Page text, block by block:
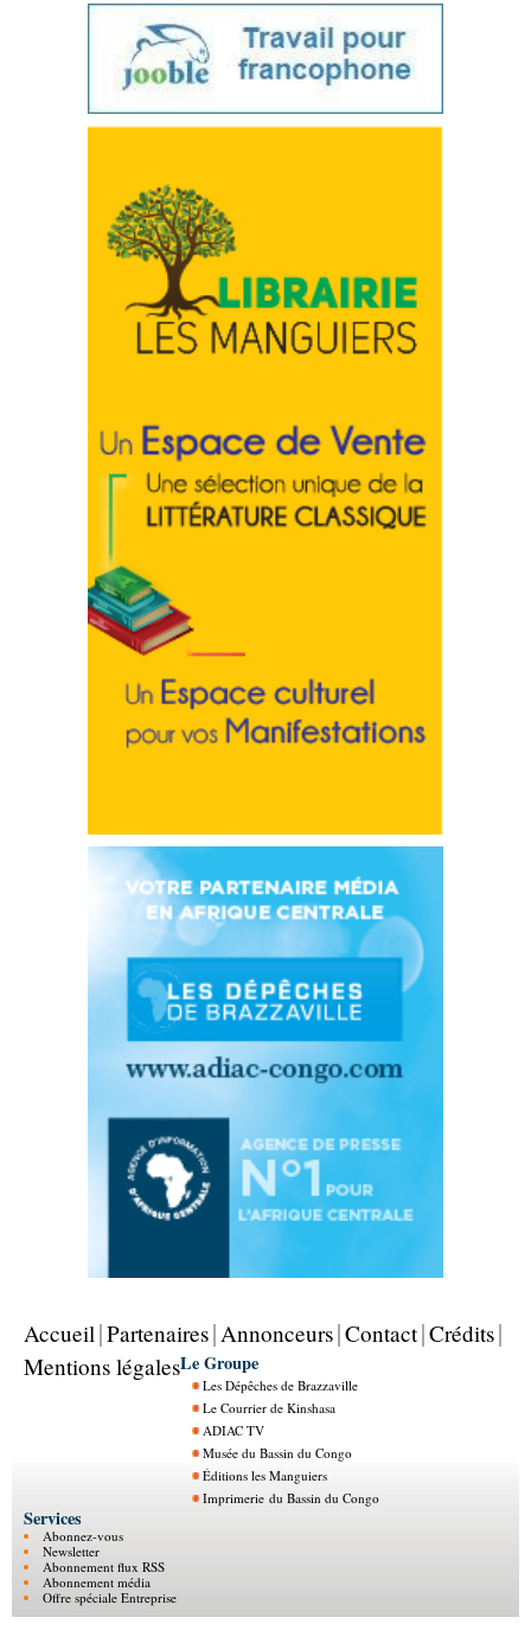
Accueil Partenaires Annonceurs Contact Crédits
Mentions légalesLe Groupe
Les Dépêches de Brazzaville
Le Courrier de Kinshasa
ADIAC TV
Musée du Bassin du Congo
Éditions les Manguiers
Imprimerie du Bassin du Congo
Services
Abonnez-vous
Newsletter
Abonnement flux RSS
Abonnement média
Offre spéciale Entreprise